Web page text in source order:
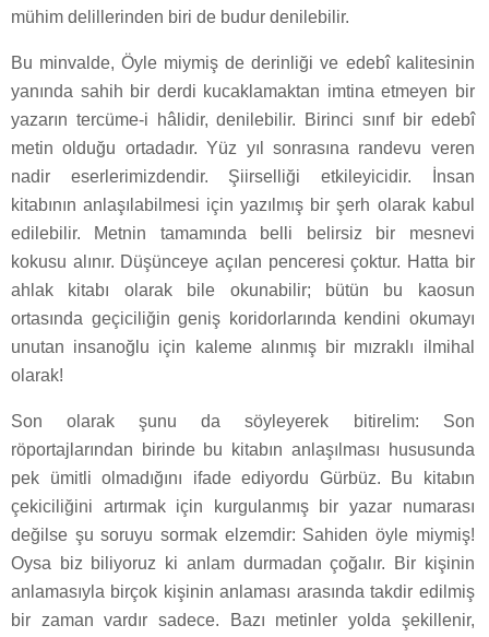
mühim delillerinden biri de budur denilebilir.
Bu minvalde, Öyle miymiş de derinliği ve edebî kalitesinin
yanında sahih bir derdi kucaklamaktan imtina etmeyen bir
yazarın tercüme-i hâlidir, denilebilir. Birinci sınıf bir edebî
metin olduğu ortadadır. Yüz yıl sonrasına randevu veren
nadir eserlerimizdendir. Şiirselliği etkileyicidir. İnsan
kitabının anlaşılabilmesi için yazılmış bir şerh olarak kabul
edilebilir. Metnin tamamında belli belirsiz bir mesnevi
kokusu alınır. Düşünceye açılan penceresi çoktur. Hatta bir
ahlak kitabı olarak bile okunabilir; bütün bu kaosun
ortasında geçiciliğin geniş koridorlarında kendini okumayı
unutan insanoğlu için kaleme alınmış bir mızraklı ilmihal
olarak!
Son olarak şunu da söyleyerek bitirelim: Son
röportajlarından birinde bu kitabın anlaşılması hususunda
pek ümitli olmadığını ifade ediyordu Gürbüz. Bu kitabın
çekiciliğini artırmak için kurgulanmış bir yazar numarası
değilse şu soruyu sormak elzemdir: Sahiden öyle miymiş!
Oysa biz biliyoruz ki anlam durmadan çoğalır. Bir kişinin
anlamasıyla birçok kişinin anlaması arasında takdir edilmiş
bir zaman vardır sadece. Bazı metinler yolda şekillenir,